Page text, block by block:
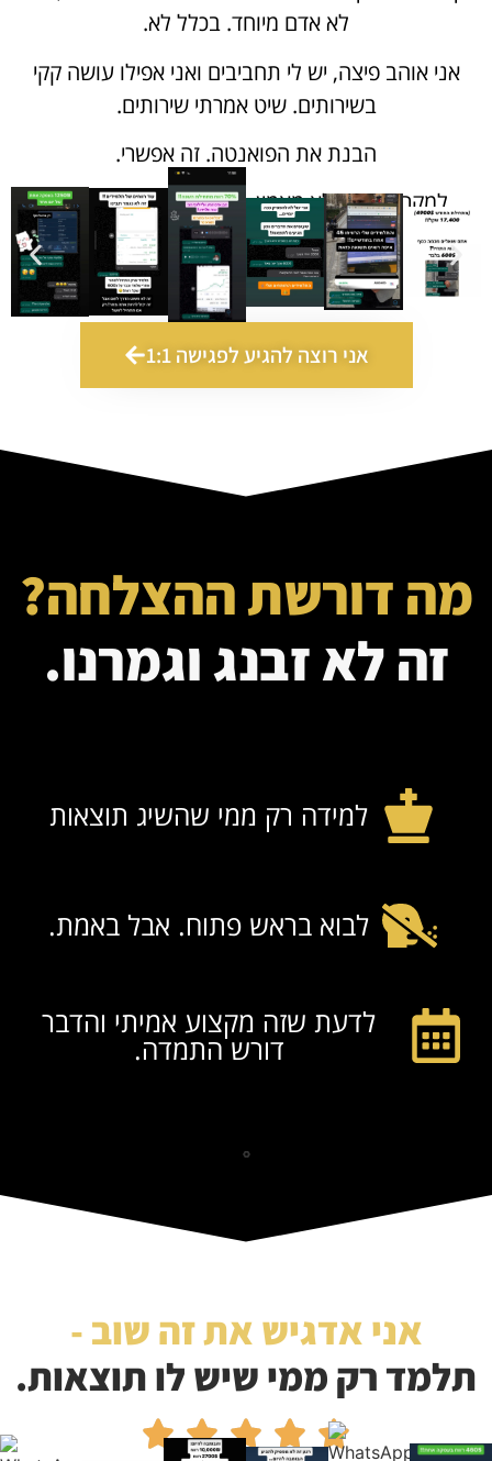
לא אדם מיוחד. בכלל לא.
אני אוהב פיצה, יש לי תחביבים ואני אפילו עושה קקי
בשירותים. שיט אמרתי שירותים.
הבנת את הפואנטה. זה אפשרי.
למקרה ואתה לא מאמין – קח עוד קצת תוצאות –
אני רוצה להגיע לפגישה 1:1
מה דורשת ההצלחה?
זה לא זבנג וגמרנו.
למידה רק ממי שהשיג תוצאות
לבוא בראש פתוח. אבל באמת.
לדעת שזה מקצוע אמיתי והדבר
דורש התמדה.
אני אדגיש את זה שוב -
תלמד רק ממי שיש לו תוצאות.